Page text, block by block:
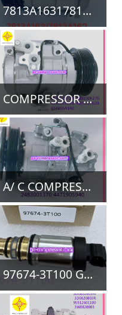
LR030218 LR019135 LR056364 路虎揽胜5.0 捷豹 5.0 路虎 5.0单控 6PK 110MM_
EJ3219D629AC 发现神行(L550) 2015-2017